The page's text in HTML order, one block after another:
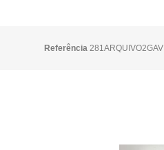
Referência 281ARQUIVO2GAV